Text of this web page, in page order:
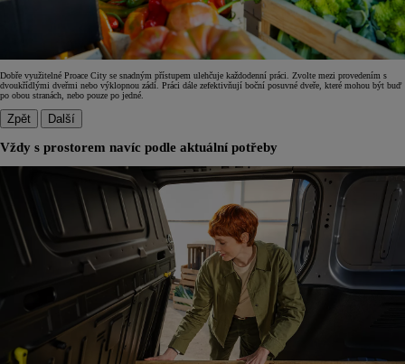
Dobře využitelné Proace City se snadným přístupem ulehčuje každodenní práci. Zvolte mezi provedením s
dvoukřídlými dveřmi nebo výklopnou zádí. Práci dále zefektivňují boční posuvné dveře, které mohou být buď
po obou stranách, nebo pouze po jedné.
Zpět Další
Vždy s prostorem navíc podle aktuální potřeby